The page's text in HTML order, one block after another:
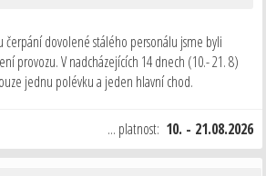
čerpání dovolené stálého personálu jsme byli
provozu. V nadcházejících 14 dnech (10.- 21. 8)
jednu polévku a jeden hlavní chod.
... platnost: 10. - 21.08.2026